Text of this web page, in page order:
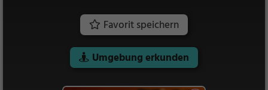
Favorit speichern
Umgebung erkunden